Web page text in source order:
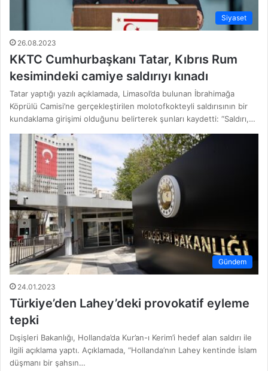
Siyaset
26.08.2023
KKTC Cumhurbaşkanı Tatar, Kıbrıs Rum
kesimindeki camiye saldırıyı kınadı
Tatar yaptığı yazılı açıklamada, Limasol’da bulunan İbrahimağa
Köprülü Camisi’ne gerçekleştirilen molotofkokteyli saldırısının bir
kundaklama girişimi olduğunu belirterek şunları kaydetti: “Saldırı,…
Gündem
24.01.2023
Türkiye’den Lahey’deki provokatif eyleme
tepki
Dışişleri Bakanlığı, Hollanda’da Kur’an-ı Kerim’i hedef alan saldırı ile
ilgili açıklama yaptı. Açıklamada, “Hollanda’nın Lahey kentinde İslam
düşmanı bir şahsın…